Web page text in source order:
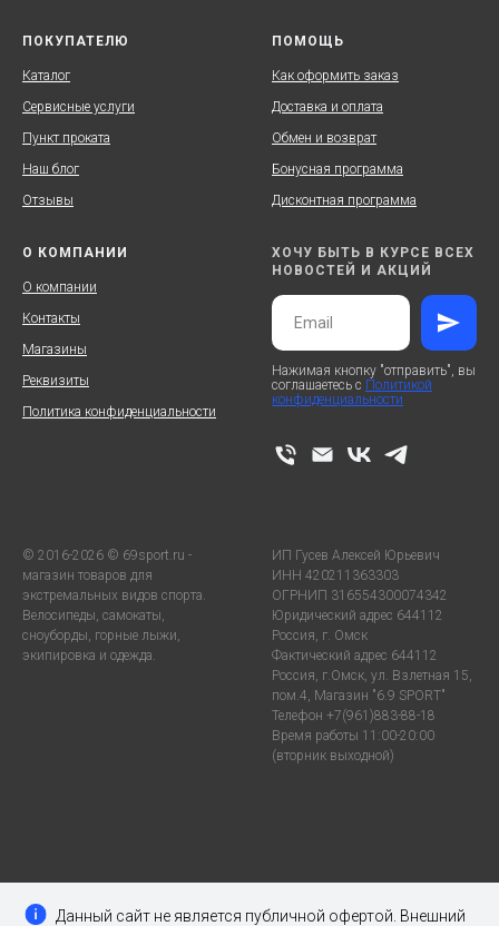
ПОКУПАТЕЛЮ
Каталог
Сервисные услуги
Пункт проката
Наш блог
Отзывы
ПОМОЩЬ
Как оформить заказ
Доставка и оплата
Обмен и возврат
Бонусная программа
Дисконтная программа
О КОМПАНИИ
О компании
Контакты
Магазины
Реквизиты
Политика конфиденциальности
ХОЧУ БЫТЬ В КУРСЕ ВСЕХ
НОВОСТЕЙ И АКЦИЙ
Нажимая кнопку "отправить", вы
соглашаетесь с Политикой
конфиденциальности
© 2016-2026 © 69sport.ru -
магазин товаров для
экстремальных видов спорта.
Велосипеды, самокаты,
сноуборды, горные лыжи,
экипировка и одежда.
ИП Гусев Алексей Юрьевич
ИНН 420211363303
ОГРНИП 316554300074342
Юридический адрес 644112
Россия, г. Омск
Фактический адрес 644112
Россия, г.Омск, ул. Взлетная 15,
пом.4, Магазин "6.9 SPORT"
Телефон +7(961)883-88-18
Время работы 11:00-20:00
(вторник выходной)
Данный сайт не является публичной офертой. Внешний